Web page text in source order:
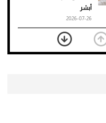
أبشر
2026-07-26
بعد 7 أشهر من تعرضه لحادث
مروع.. جوشوا يفوز على برينغا